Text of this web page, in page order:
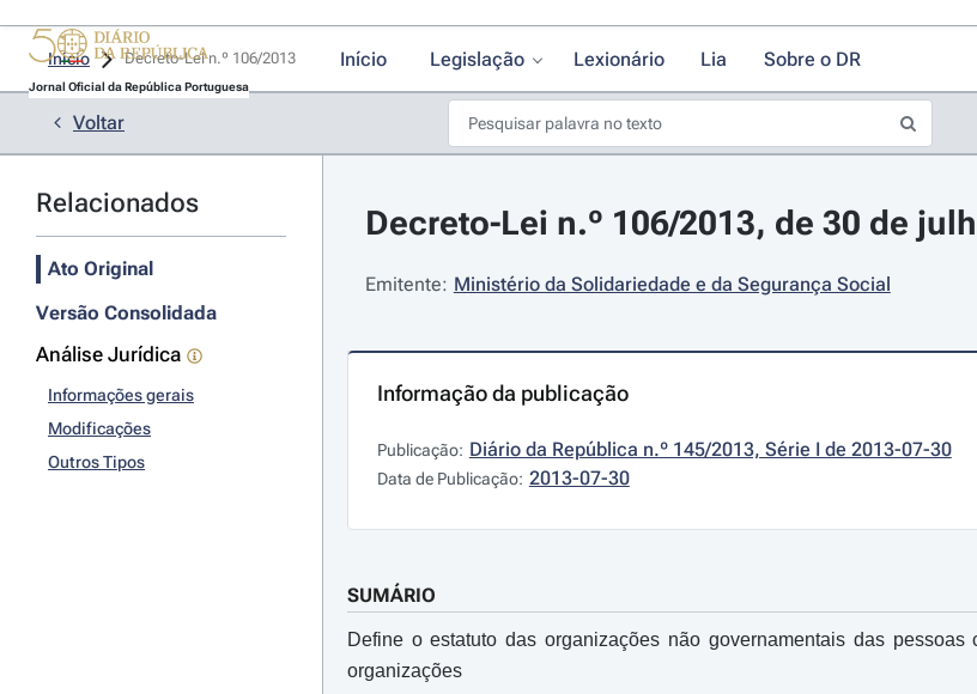
Jornal Oficial da República Portuguesa
Início Legislação Lexionário Lia Sobre o DR
Início
Voltar
Relacionados
Ato Original
Versão Consolidada
Análise Jurídica
Informações gerais
Modificações
Outros Tipos
Decreto-Lei n.º 106/2013, de 30 de
Emitente: Ministério da Solidariedade e da Segurança Social
Informação da publicação
Publicação: Diário da República n.º 145/2013, Série I de 2013-07-30
Data de Publicação: 2013-07-30
SUMÁRIO
Define o estatuto das organizações não governamentais das
organizações